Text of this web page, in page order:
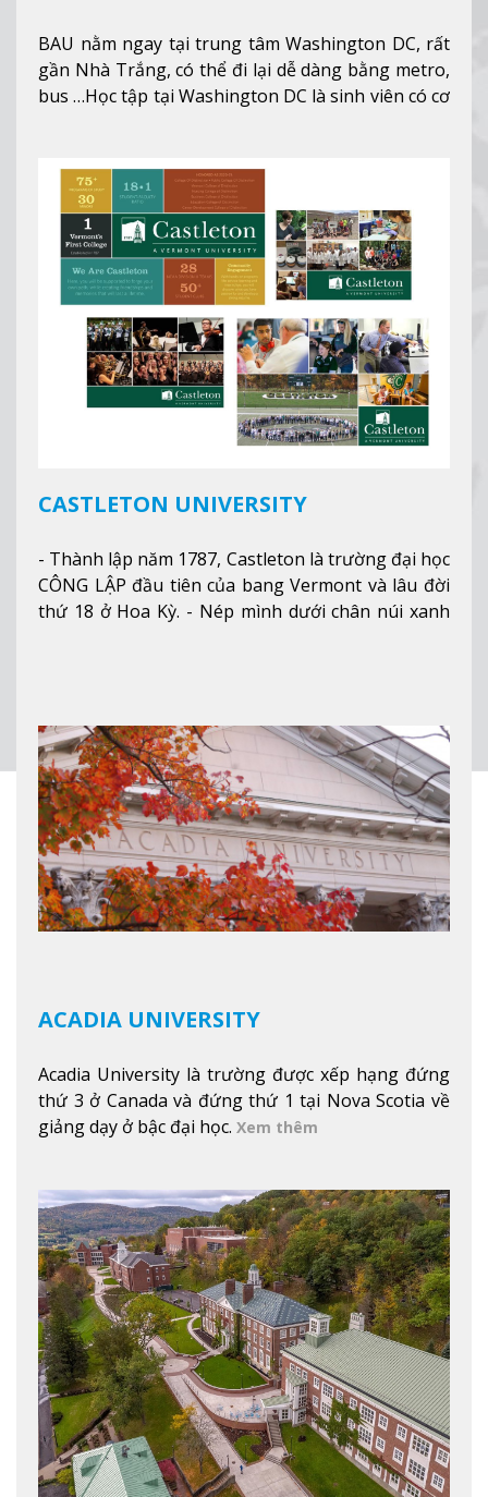
BAU nằm ngay tại trung tâm Washington DC, rất
gần Nhà Trắng, có thể đi lại dễ dàng bằng metro,
bus …Học tập tại Washington DC là sinh viên có cơ
nghiệp ở Mỹ, #7 thành phố an toàn nhất trên Thế
Xem thêm
CASTLETON UNIVERSITY
- Thành lập năm 1787, Castleton là trường đại học
CÔNG LẬP đầu tiên của bang Vermont và lâu đời
thứ 18 ở Hoa Kỳ. - Nép mình dưới chân núi xanh
tuyết của trường, sinh viên có thể thưởng thức vẻ
đẹp tự nhiên của Vermont từ mọi góc trong
khuôn viên trường.Xem thêm
ACADIA UNIVERSITY
Acadia University là trường được xếp hạng đứng
thứ 3 ở Canada và đứng thứ 1 tại Nova Scotia về
giảng dạy ở bậc đại học. Xem thêm